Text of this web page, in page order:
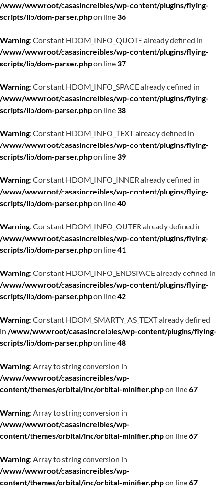
/www/wwwroot/casasincreibles/wp-content/plugins/flying-
scripts/lib/dom-parser.phpon line36
Warning: Constant HDOM_INFO_QUOTE already defined in
/www/wwwroot/casasincreibles/wp-content/plugins/flying-
scripts/lib/dom-parser.phpon line37
Warning: Constant HDOM_INFO_SPACE already defined in
/www/wwwroot/casasincreibles/wp-content/plugins/flying-
scripts/lib/dom-parser.phpon line38
Warning: Constant HDOM_INFO_TEXT already defined in
/www/wwwroot/casasincreibles/wp-content/plugins/flying-
scripts/lib/dom-parser.phpon line39
Warning: Constant HDOM_INFO_INNER already defined in
/www/wwwroot/casasincreibles/wp-content/plugins/flying-
scripts/lib/dom-parser.phpon line40
Warning: Constant HDOM_INFO_OUTER already defined in
/www/wwwroot/casasincreibles/wp-content/plugins/flying-
scripts/lib/dom-parser.phpon line41
Warning: Constant HDOM_INFO_ENDSPACE already defined in
/www/wwwroot/casasincreibles/wp-content/plugins/flying-
scripts/lib/dom-parser.phpon line42
Warning: Constant HDOM_SMARTY_AS_TEXT already defined
in /www/wwwroot/casasincreibles/wp-content/plugins/flying-
scripts/lib/dom-parser.phpon line48
Warning: Array to string conversion in
/www/wwwroot/casasincreibles/wp-
content/themes/orbital/inc/orbital-minifier.phpon line67
Warning: Array to string conversion in
/www/wwwroot/casasincreibles/wp-
content/themes/orbital/inc/orbital-minifier.phpon line67
Warning: Array to string conversion in
/www/wwwroot/casasincreibles/wp-
content/themes/orbital/inc/orbital-minifier.phpon line67